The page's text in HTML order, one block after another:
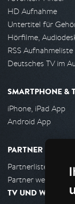
HD Aufnahme
Untertitel für
Hörfilme,
RSS Aufnahmeliste
Deutsches TV im
SMARTPHONE &
iPhone, iPad App
Android App
PARTNER
Partnerliste
Partner werden
TV UND